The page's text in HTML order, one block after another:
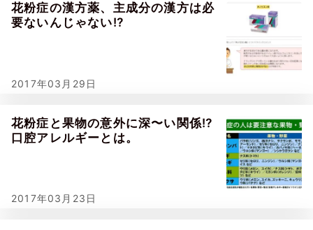
花粉症の漢方薬、主成分の漢方は必
要ないんじゃない⁉
2017年03月29日
花粉症と果物の意外に深〜い関係⁉
口腔アレルギーとは。
2017年03月23日